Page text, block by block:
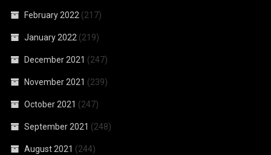
February 2022 (217)
January 2022 (219)
December 2021 (247)
November 2021 (239)
October 2021 (247)
September 2021 (248)
August 2021 (244)